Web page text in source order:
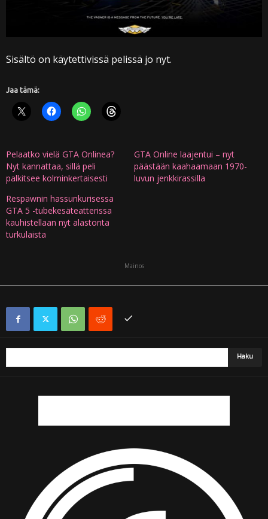
Sisältö on käytettivissä pelissä jo nyt.
Jaa tämä:
Pelaatko vielä GTA Onlinea?
Nyt kannattaa, sillä peli
palkitsee kolminkertaisesti
GTA Online laajentui – nyt
päästään kaahaamaan 1970-
luvun jenkkirassilla
Respawnin hassunkurisessa
GTA 5 -tubekesäteatterissa
kauhistellaan nyt alastonta
turkulaista
Mainos